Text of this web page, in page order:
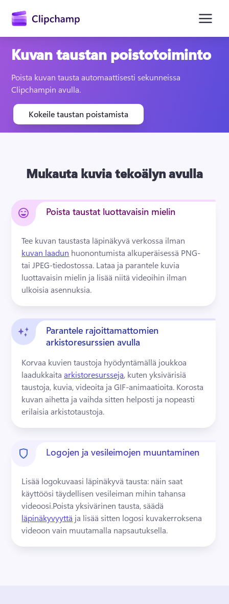
Kuvan taustan poistotoiminto
Poista kuvan tausta automaattisesti sekunneissa
Clipchampin avulla.
Kokeile taustan poistamista
Mukauta kuvia tekoälyn avulla
Poista taustat luottavaisin mielin
Tee kuvan taustasta läpinäkyvä verkossa ilman
kuvan laadun huonontumista alkuperäisessä PNG-
tai JPEG-tiedostossa. Lataa ja parantele kuvia
luottavaisin mielin ja lisää niitä videoihin ilman
ulkoisia asennuksia.
Parantele rajoittamattomien
arkistoresurssien avulla
Korvaa kuvien taustoja hyödyntämällä joukkoa
laadukkaita arkistoresursseja, kuten yksivärisiä
taustoja, kuvia, videoita ja GIF-animaatioita. Korosta
kuvan aihetta ja vaihda sitten helposti ja nopeasti
erilaisia arkistotaustoja.
Logojen ja vesileimojen muuntaminen
Lisää logokuvaasi läpinäkyvä tausta: näin saat
käyttöösi täydellisen vesileiman mihin tahansa
videoosi.Poista yksivärinen tausta, säädä
läpinäkyvyyttä ja lisää sitten logosi kuvakerroksena
videoon vain muutamalla napsautuksella.